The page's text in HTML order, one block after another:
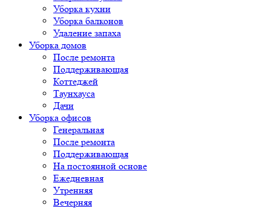
Уборка кухни
Уборка балконов
Удаление запаха
Уборка домов
После ремонта
Поддерживающая
Коттеджей
Таунхауса
Дачи
Уборка офисов
Генеральная
После ремонта
Поддерживающая
На постоянной основе
Ежедневная
Утренняя
Вечерняя